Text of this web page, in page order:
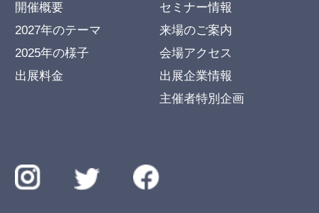
開催概要
2027年のテーマ
2025年の様子
出展料金
セミナー情報
来場のご案内
会場アクセス
出展企業情報
主催者特別企画